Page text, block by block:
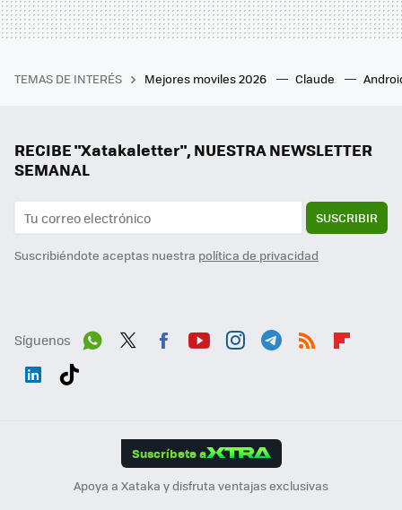
TEMAS DE INTERÉS Mejores moviles 2026 Claude
RECIBE "Xatakaletter", NUESTRA NEWSLETTER
SEMANAL
SUSCRIBIR
Suscribiéndote aceptas nuestra política de privacidad
Síguenos
Suscríbete a
Apoya a Xataka y disfruta ventajas exclusivas